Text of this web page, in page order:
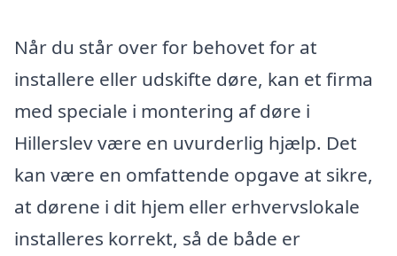
Når du står over for behovet for at
installere eller udskifte døre, kan et firma
med speciale i montering af døre i
Hillerslev være en uvurderlig hjælp. Det
kan være en omfattende opgave at sikre,
at dørene i dit hjem eller erhvervslokale
installeres korrekt, så de både er